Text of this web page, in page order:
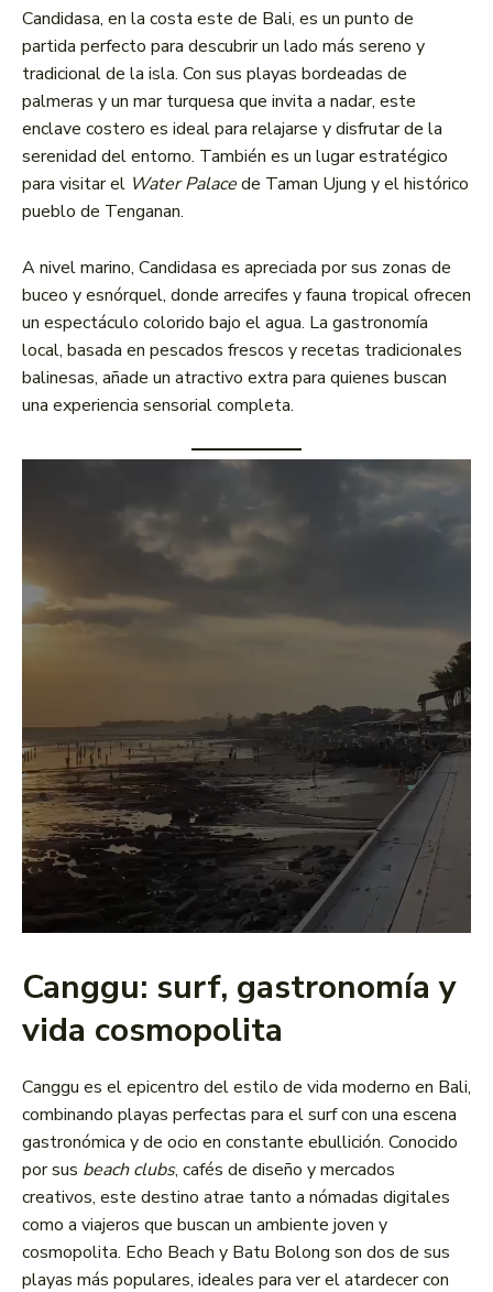
Candidasa, en la costa este de Bali, es un punto de
partida perfecto para descubrir un lado más sereno y
tradicional de la isla. Con sus playas bordeadas de
palmeras y un mar turquesa que invita a nadar, este
enclave costero es ideal para relajarse y disfrutar de la
serenidad del entorno. También es un lugar estratégico
para visitar el Water Palacede Taman Ujung y el histórico
pueblo de Tenganan.
A nivel marino, Candidasa es apreciada por sus zonas de
buceo y esnórquel, donde arrecifes y fauna tropical ofrecen
un espectáculo colorido bajo el agua. La gastronomía
local, basada en pescados frescos y recetas tradicionales
balinesas, añade un atractivo extra para quienes buscan
una experiencia sensorial completa.
Canggu: surf, gastronomía y
vida cosmopolita
Canggu es el epicentro del estilo de vida moderno en Bali,
combinando playas perfectas para el surf con una escena
gastronómica y de ocio en constante ebullición. Conocido
por sus beach clubs, cafés de diseño y mercados
creativos, este destino atrae tanto a nómadas digitales
como a viajeros que buscan un ambiente joven y
cosmopolita. Echo Beach y Batu Bolong son dos de sus
playas más populares, ideales para ver el atardecer con